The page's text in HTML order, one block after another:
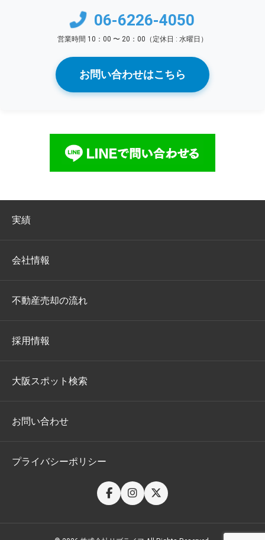
06-6226-4050
営業時間 10：00 〜 20：00（定休日 : 水曜日）
お問い合わせはこちら
実績
会社情報
不動産売却の流れ
採用情報
大阪スポット検索
お問い合わせ
プライバシーポリシー